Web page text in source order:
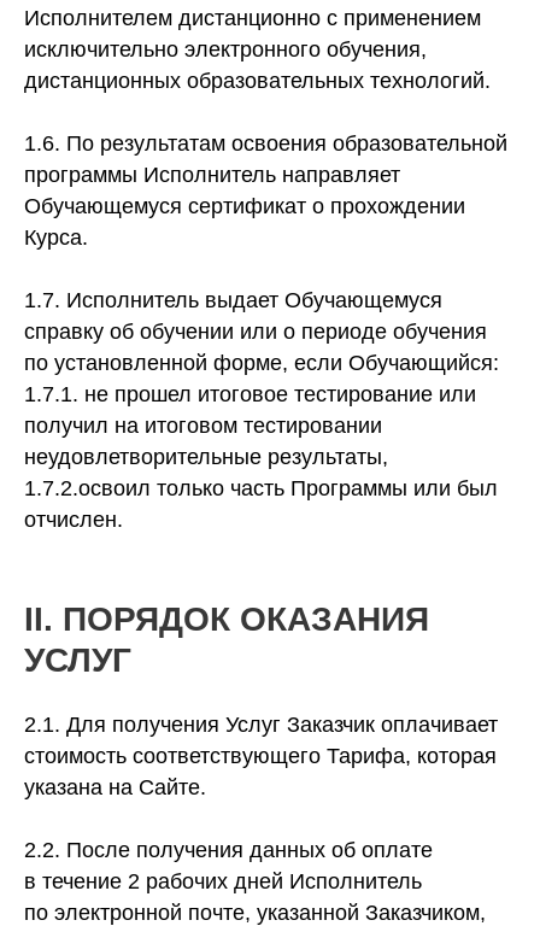
Исполнителем дистанционно с применением
исключительно электронного обучения,
дистанционных образовательных технологий.
1.6. По результатам освоения образовательной
программы Исполнитель направляет
Обучающемуся сертификат о прохождении
Курса.
1.7. Исполнитель выдает Обучающемуся
справку об обучении или о периоде обучения
по установленной форме, если Обучающийся:
1.7.1. не прошел итоговое тестирование или
получил на итоговом тестировании
неудовлетворительные результаты,
1.7.2.освоил только часть Программы или был
отчислен.
II. ПОРЯДОК ОКАЗАНИЯ
УСЛУГ
2.1. Для получения Услуг Заказчик оплачивает
стоимость соответствующего Тарифа, которая
указана на Сайте.
2.2. После получения данных об оплате
в течение 2 рабочих дней Исполнитель
по электронной почте, указанной Заказчиком,